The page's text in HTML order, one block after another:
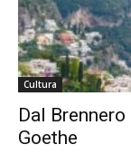
Cultura
Dal
Goethe